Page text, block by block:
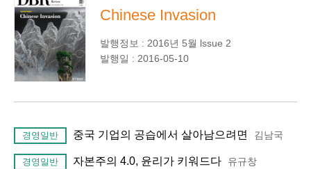
Chinese Invasion
발행정보 : 2016년 5월 lssue 2
발행일 : 2016-05-10
경영일반 중국 기업의 공습에서 살아남으려면 김남국
경영일반 자본주의 4.0, 윤리가 키워드다 유규창